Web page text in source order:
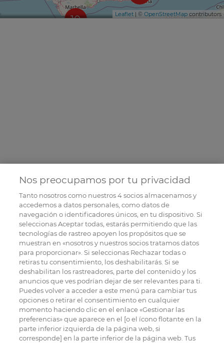
10 Leaflet | © OpenStreetMap contributors
Nos preocupamos por tu privacidad
Tanto nosotros como nuestros4socios almacenamos y
accedemos a datos personales, como datos de
navegación o identificadores únicos, en tu dispositivo. Si
seleccionas Aceptar todas, estarás permitiendo que las
tecnologías de rastreo apoyen los propósitos que se
muestran en «nosotros y nuestros socios tratamos datos
para proporcionar». Si seleccionas Rechazar todas o
retiras tu consentimiento, los deshabilitarás. Si se
deshabilitan los rastreadores, parte del contenido y los
anuncios que ves podrían dejar de ser relevantes para ti.
Puedes volver a acceder a este menú para cambiar tus
opciones o retirar el consentimiento en cualquier
momento haciendo clic en el enlace «Gestionar las
preferencias» que aparece en el [o el ícono flotante en la
parte inferior izquierda de la página web, si
corresponde] en la parte inferior de la página web. Tus